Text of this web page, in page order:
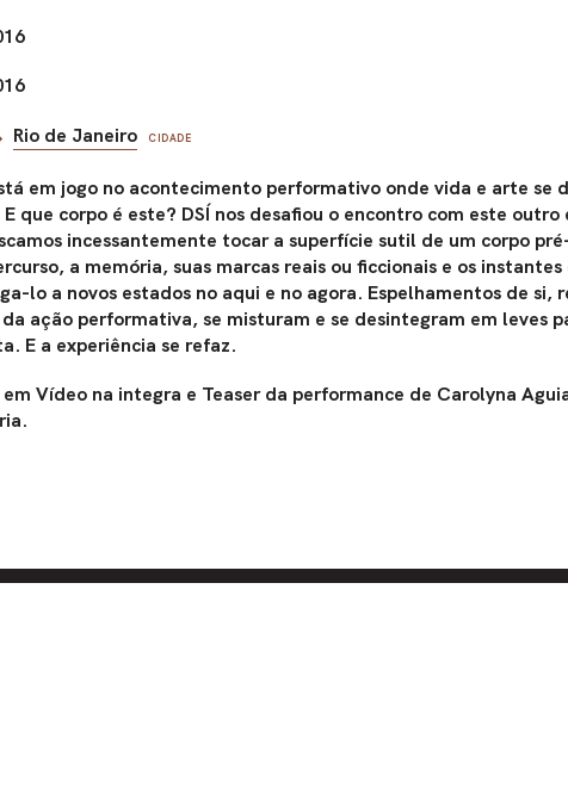
Rio de Janeiro CIDADE
em jogo no acontecimento performativo onde vida e arte se
que corpo é este? DSÍ nos desafiou o encontro com este
incessantemente tocar a superfície sutil de um corpo
a memória, suas marcas reais ou ficcionais e os
lo a novos estados no aqui e no agora. Espelhamentos de
ação performativa, se misturam e se desintegram em leves
E a experiência se refaz.
em Vídeo na integra e Teaser da performance de Carolyna